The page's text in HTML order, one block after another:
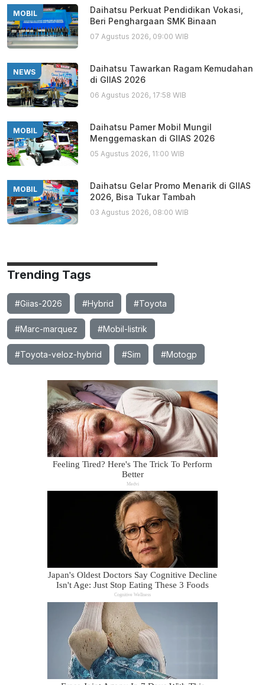
MOBIL
Daihatsu Perkuat Pendidikan Vokasi,
Beri Penghargaan SMK Binaan
07 Agustus 2026, 09:00 WIB
NEWS
Daihatsu Tawarkan Ragam Kemudahan
di GIIAS 2026
06 Agustus 2026, 17:58 WIB
MOBIL
Daihatsu Pamer Mobil Mungil
Menggemaskan di GIIAS 2026
05 Agustus 2026, 11:00 WIB
MOBIL
Daihatsu Gelar Promo Menarik di GIIAS
2026, Bisa Tukar Tambah
03 Agustus 2026, 08:00 WIB
Trending Tags
#Giias-2026 #Hybrid #Toyota
#Marc-marquez #Mobil-listrik
#Toyota-veloz-hybrid #Sim #Motogp